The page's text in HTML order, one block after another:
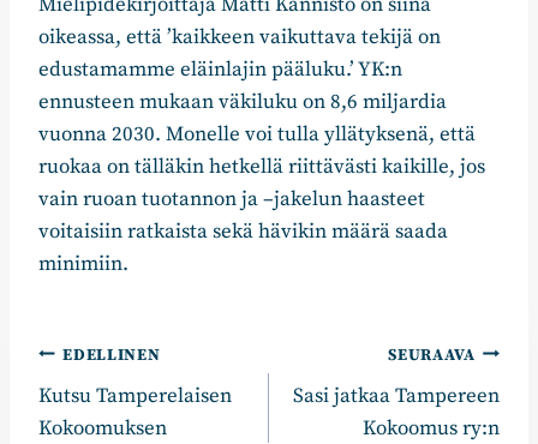
oikeassa, että ’kaikkeen vaikuttava tekijä on
edustamamme eläinlajin pääluku.’ YK:n
ennusteen mukaan väkiluku on 8,6 miljardia
vuonna 2030. Monelle voi tulla yllätyksenä, että
ruokaa on tälläkin hetkellä riittävästi kaikille, jos
vain ruoan tuotannon ja –jakelun haasteet
voitaisiin ratkaista sekä hävikin määrä saada
minimiin.
Artikkelien
selaus
EDELLINEN
Kutsu Tamperelaisen
Kokoomuksen
SEURAAVA
Sasi jatkaa Tampereen
Kokoomus ry:n